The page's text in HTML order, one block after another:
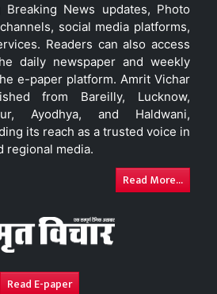
Breaking News updates, Photo
social media platforms,
Readers can also access
daily newspaper and weekly
e-paper platform. Amrit Vichar
from Bareilly, Lucknow,
Ayodhya, and Haldwani,
its reach as a trusted voice in
regional media.
Read More...
Read E-paper